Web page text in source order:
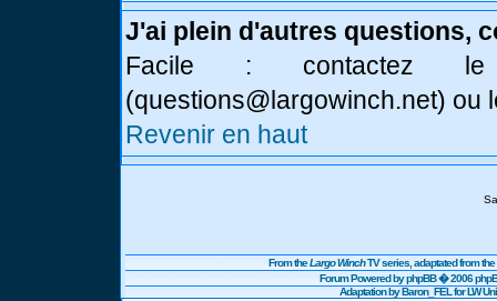
J'ai plein d'autres questions,
Facile : contactez
(questions@largowinch.net) ou
Revenir en haut
From theLargo WinchTV series, adaptated from
Forum Powered byphpBB� 2006
Adaptation by Baron_FEL for LW